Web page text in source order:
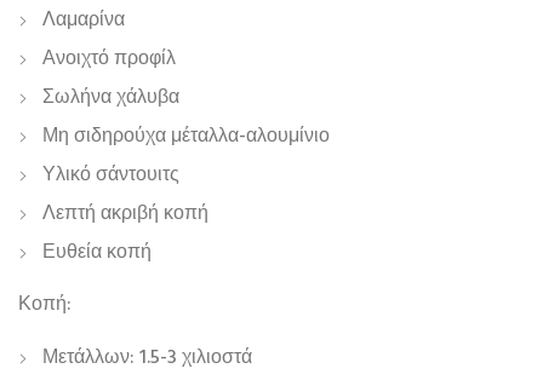
Λαμαρίνα
Ανοιχτό προφίλ
Σωλήνα χάλυβα
Μη σιδηρούχα μέταλλα-αλουμίνιο
Υλικό σάντουιτς
Λεπτή ακριβή κοπή
Ευθεία κοπή
Κοπή:
Μετάλλων: 1.5-3 χιλιοστά